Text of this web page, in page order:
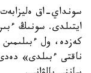
سونداي-اق
ايتىلدى. سونىڭ
كەزدە، ول